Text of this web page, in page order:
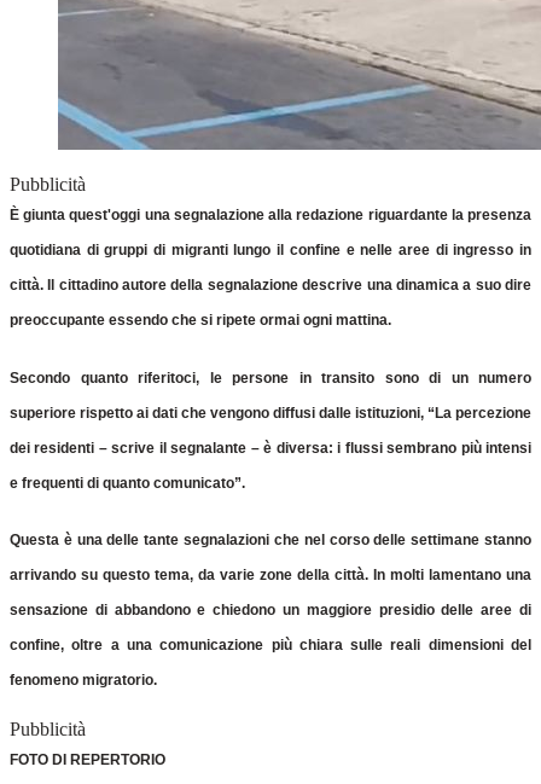
Pubblicità
È giunta quest'oggi una segnalazione alla redazione riguardante la presenza
quotidiana di gruppi di migranti lungo il confine e nelle aree di ingresso in
città. Il cittadino autore della segnalazione descrive una dinamica a suo dire
preoccupante essendo che si ripete ormai ogni mattina.
Secondo quanto riferitoci, le persone in transito sono di un numero
superiore rispetto ai dati che vengono diffusi dalle istituzioni, “La percezione
dei residenti – scrive il segnalante – è diversa: i flussi sembrano più intensi
e frequenti di quanto comunicato”.
Questa è una delle tante segnalazioni che nel corso delle settimane stanno
arrivando su questo tema, da varie zone della città. In molti lamentano una
sensazione di abbandono e chiedono un maggiore presidio delle aree di
confine, oltre a una comunicazione più chiara sulle reali dimensioni del
fenomeno migratorio.
Pubblicità
FOTO DI REPERTORIO